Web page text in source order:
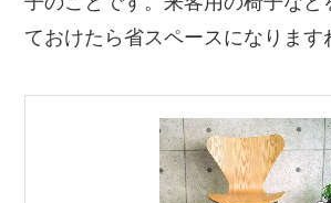
ておけたら省スペースになります